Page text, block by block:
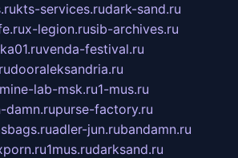
kts-services.rudark-sand.ru
x-legion.rusib-archives.ru
venda-festival.ru
dooraleksandria.ru
mine-lab-msk.ru1-mus.ru
damn.rupurse-factory.ru
adler-jun.rubandamn.ru
1mus.rudarksand.ru